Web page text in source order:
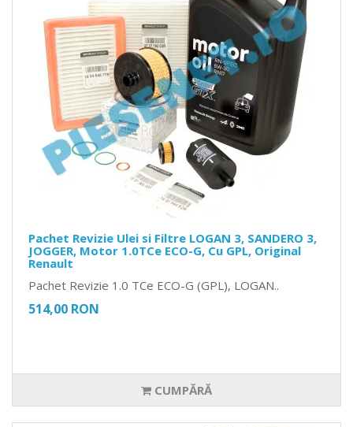
Pachet Revizie Ulei si Filtre LOGAN 3, SANDERO 3,
JOGGER, Motor 1.0TCe ECO-G, Cu GPL, Original
Renault
Pachet Revizie 1.0 TCe ECO-G (GPL), LOGAN..
514,00 RON
CUMPĂRĂ